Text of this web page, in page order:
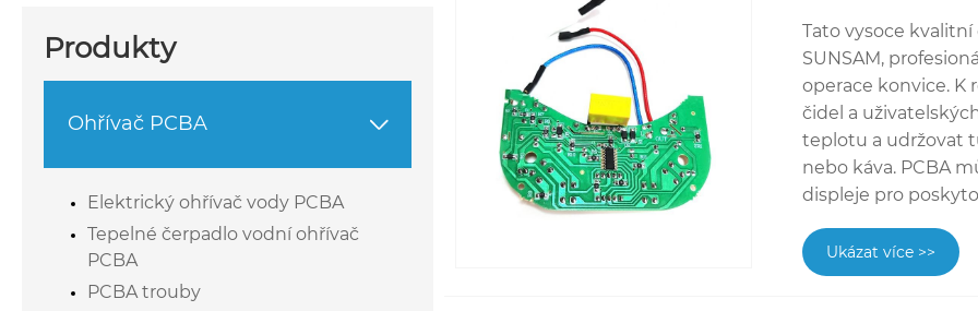
Produkty
Ohřívač PCBA 
Elektrický ohřívač vody PCBA
Tepelné čerpadlo vodní ohřívač
PCBA
PCBA trouby
Tato vysoce
SUNSAM,
operace konvice.
čidel a
teplotu a udržovat
nebo káva. PCBA
displeje pro
Ukázat více >>